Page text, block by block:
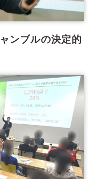
ンブルの決定的